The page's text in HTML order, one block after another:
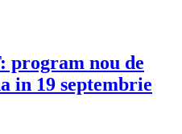
program nou de
in 19 septembrie